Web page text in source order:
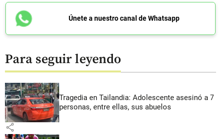
Únete a nuestro canal de Whatsapp
Para seguir leyendo
Tragedia en Tailandia: Adolescente asesinó a 7
personas, entre ellas, sus abuelos
share